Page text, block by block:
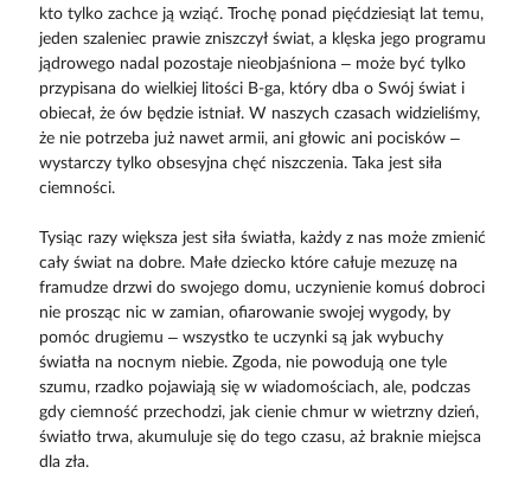
kto tylko zachce ją wziąć. Trochę ponad pięćdziesiąt lat temu,
jeden szaleniec prawie zniszczył świat, a klęska jego programu
jądrowego nadal pozostaje nieobjaśniona – może być tylko
przypisana do wielkiej litości B-ga, który dba o Swój świat i
obiecał, że ów będzie istniał. W naszych czasach widzieliśmy,
że nie potrzeba już nawet armii, ani głowic ani pocisków –
wystarczy tylko obsesyjna chęć niszczenia. Taka jest siła
ciemności.
Tysiąc razy większa jest siła światła, każdy z nas może zmienić
cały świat na dobre. Małe dziecko które całuje mezuzę na
framudze drzwi do swojego domu, uczynienie komuś dobroci
nie prosząc nic w zamian, ofiarowanie swojej wygody, by
pomóc drugiemu – wszystko te uczynki są jak wybuchy
światła na nocnym niebie. Zgoda, nie powodują one tyle
szumu, rzadko pojawiają się w wiadomościach, ale, podczas
gdy ciemność przechodzi, jak cienie chmur w wietrzny dzień,
światło trwa, akumuluje się do tego czasu, aż braknie miejsca
dla zła.